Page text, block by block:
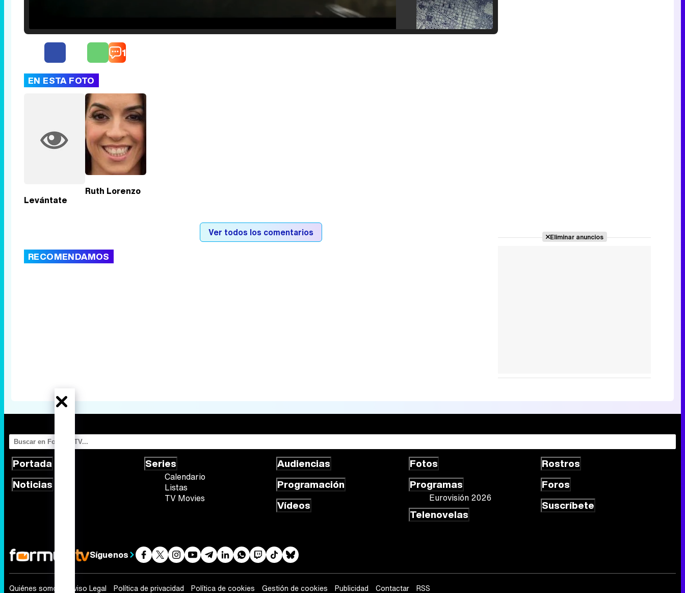
1
EN ESTA FOTO
Levántate
Ruth Lorenzo
Ver todos los comentarios
RECOMENDAMOS
Eliminar anuncios
Portada
Noticias
Series
Calendario
Listas
TV Movies
Audiencias
Programación
Vídeos
Fotos
Programas
Eurovisión 2026
Telenovelas
Rostros
Foros
Suscríbete
Síguenos
Quiénes somos Aviso Legal Política de privacidad Política de cookies Gestión de cookies Publicidad Contactar RSS